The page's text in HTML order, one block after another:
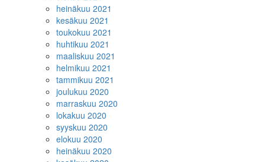
heinäkuu 2021
kesäkuu 2021
toukokuu 2021
huhtikuu 2021
maaliskuu 2021
helmikuu 2021
tammikuu 2021
joulukuu 2020
marraskuu 2020
lokakuu 2020
syyskuu 2020
elokuu 2020
heinäkuu 2020